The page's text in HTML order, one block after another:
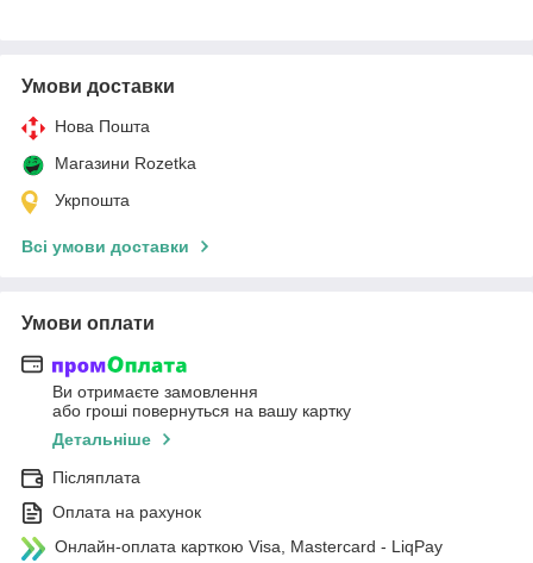
Умови доставки
Нова Пошта
Магазини Rozetka
Укрпошта
Всі умови доставки
Умови оплати
Ви отримаєте замовлення
або гроші повернуться на вашу картку
Детальніше
Післяплата
Оплата на рахунок
Онлайн-оплата карткою Visa, Mastercard - LiqPay